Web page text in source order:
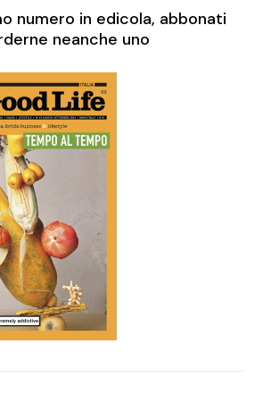
numero in edicola, abbonati
neanche uno